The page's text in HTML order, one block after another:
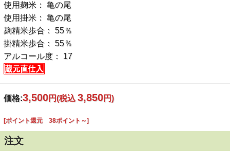
使用麹米： 亀の尾
使用掛米： 亀の尾
麹精米歩合： 55％
掛精米歩合： 55％
アルコール度： 17
価格:3,500円(税込 3,850円)
[ポイント還元 38ポイント～]
注文